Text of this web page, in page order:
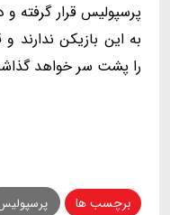
پرسپولیس قرار گرفته
به این بازیکن ندارند
را پشت سر خواهد
برچسب ها